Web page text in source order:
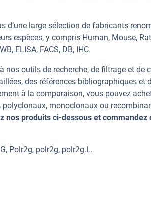
d’une large sélection de fabricants
espèces, y compris Human, Mouse,
ELISA, FACS, DB, IHC.
nos outils de recherche, de filtrage et de
des références bibliographiques et
à la comparaison, vous pouvez
monoclonaux ou
nos produits ci-dessous et
Polr2g, polr2g, polr2g.L.